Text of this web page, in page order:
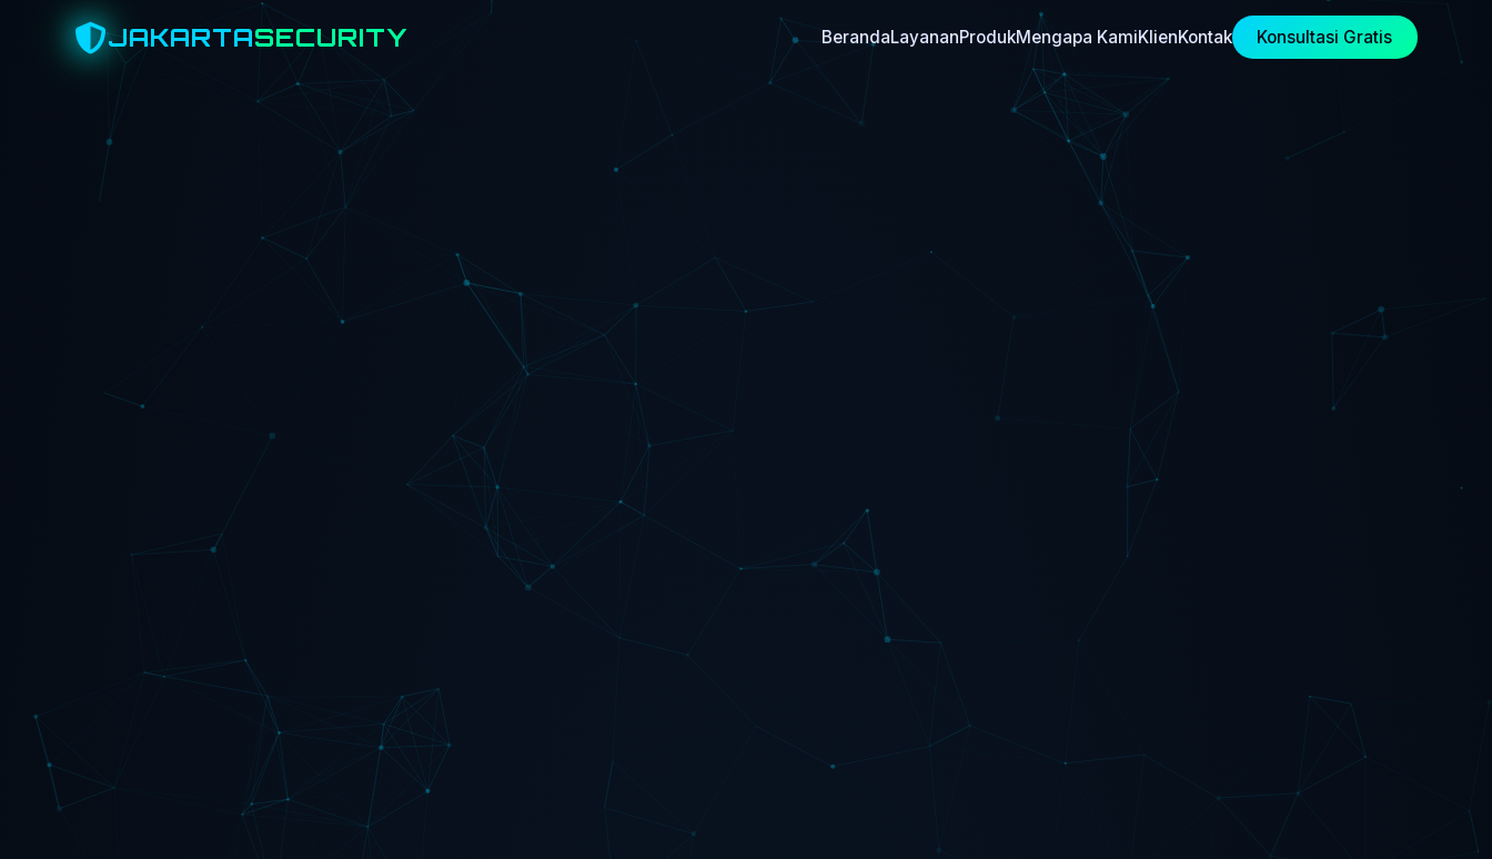
JAKARTASECURITY BerandaLayananProdukMengapa KamiKlienKontak Konsultasi Gratis